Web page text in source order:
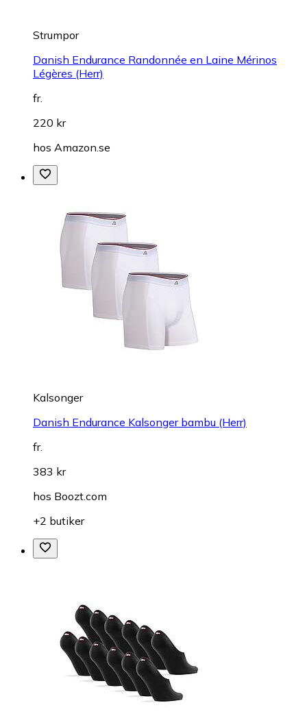
Strumpor
Danish Endurance Randonnée en Laine Mérinos
Légères (Herr)
fr.
220 kr
hos Amazon.se
Kalsonger
Danish Endurance Kalsonger bambu (Herr)
fr.
383 kr
hos Boozt.com
+2 butiker